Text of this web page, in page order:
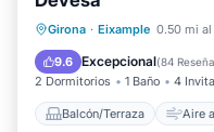
Girona · Eixample 0.50 mi
9.6 Excepcional(84
2 Dormitorios 1 Baño 4
Balcón/Terraza Aire
Balcón/Terraza
Internet